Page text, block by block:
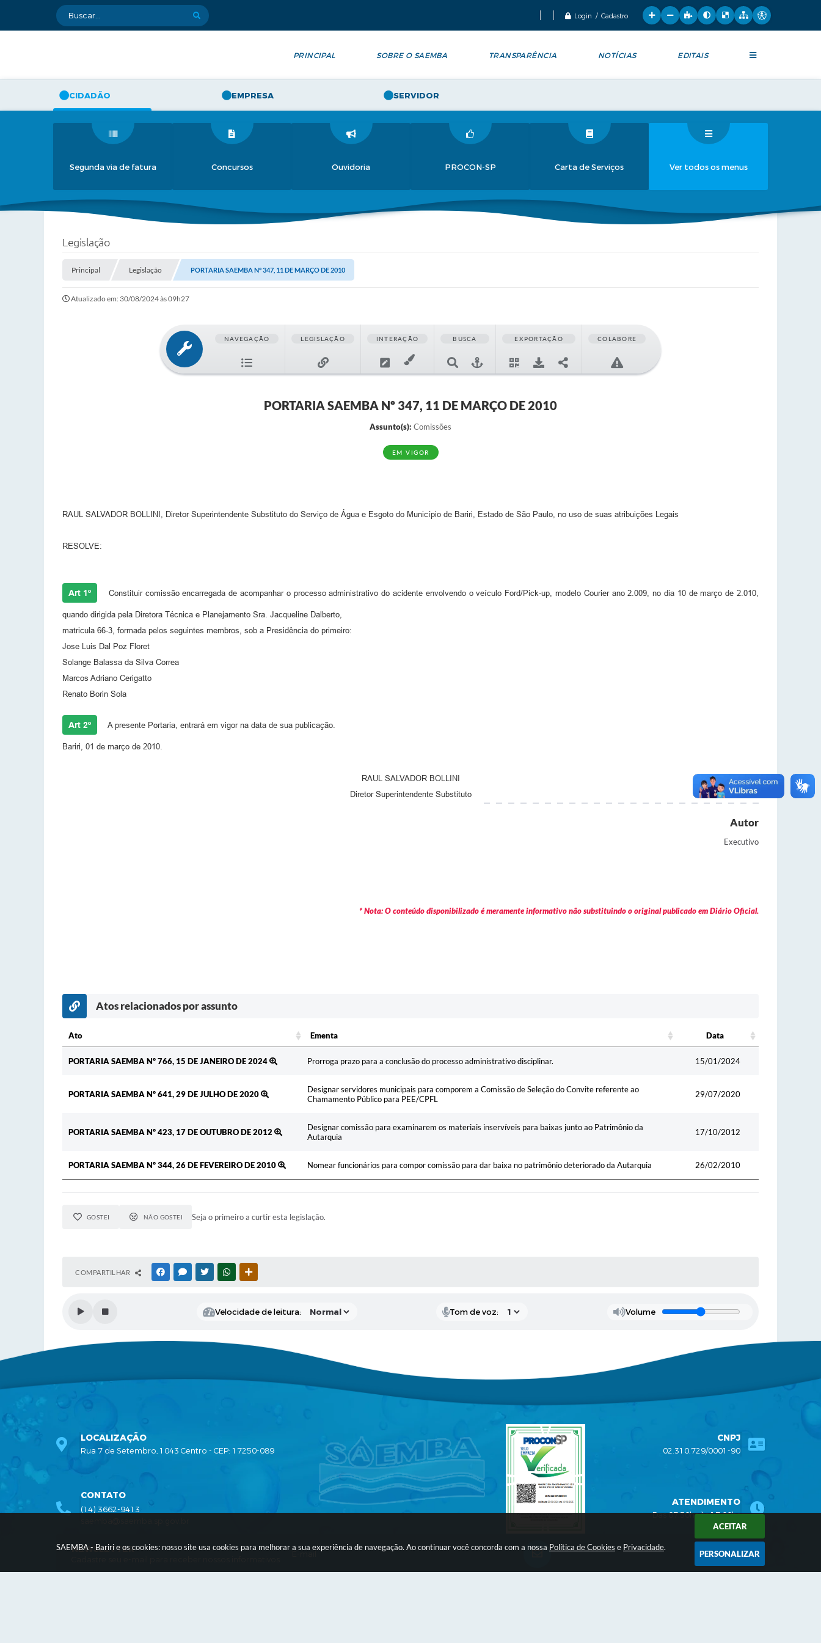
SAEMBA - Bariri e os cookies: nosso site usa cookies para melhorar a sua experiência de navegação. Ao continuar você concorda com a nossa Política de Cookies e Privacidade.
ACEITAR
PERSONALIZAR
Login / Cadastro
PRINCIPAL SOBRE O SAEMBA TRANSPARÊNCIA NOTÍCIAS EDITAIS
CIDADÃO EMPRESA SERVIDOR
Segunda via de fatura Concursos Ouvidoria PROCON-SP Carta de Serviços Ver todos os menus
Legislação
Principal Legislação PORTARIA SAEMBA Nº 347, 11 DE MARÇO DE 2010
Atualizado em: 30/08/2024 às 09h27
NAVEGAÇÃO LEGISLAÇÃO INTERAÇÃO BUSCA EXPORTAÇÃO COLABORE
PORTARIA SAEMBA Nº 347, 11 DE MARÇO DE 2010
Assunto(s): Comissões
EM VIGOR
RAUL SALVADOR BOLLINI, Diretor Superintendente Substituto do Serviço de Água e Esgoto do Município de Bariri, Estado de São Paulo, no uso de suas atribuições Legais
RESOLVE:
Art 1º Constituir comissão encarregada de acompanhar o processo administrativo do acidente envolvendo o veículo Ford/Pick-up, modelo Courier ano 2.009, no dia 10 de março de 2.010,
quando dirigida pela Diretora Técnica e Planejamento Sra. Jacqueline Dalberto,
matricula 66-3, formada pelos seguintes membros, sob a Presidência do primeiro:
Jose Luis Dal Poz Floret
Solange Balassa da Silva Correa
Marcos Adriano Cerigatto
Renato Borin Sola
Art 2º A presente Portaria, entrará em vigor na data de sua publicação.
Bariri, 01 de março de 2010.
RAUL SALVADOR BOLLINI
Diretor Superintendente Substituto
Autor
Executivo
* Nota: O conteúdo disponibilizado é meramente informativo não substituindo o original publicado em Diário Oficial.
Atos relacionados por assunto
Ato Ementa
Data
PORTARIA SAEMBA Nº 766, 15 DE JANEIRO DE 2024
Prorroga prazo para a conclusão do processo administrativo disciplinar. 15/01/2024
PORTARIA SAEMBA Nº 641, 29 DE JULHO DE 2020
Designar servidores municipais para comporem a Comissão de Seleção do Convite referente ao
Chamamento Público para PEE/CPFL
29/07/2020
PORTARIA SAEMBA Nº 423, 17 DE OUTUBRO DE 2012
Designar comissão para examinarem os materiais inservíveis para baixas junto ao Patrimônio da
Autarquia
17/10/2012
PORTARIA SAEMBA Nº 344, 26 DE FEVEREIRO DE 2010 Nomear funcionários para compor comissão para dar baixa no patrimônio deteriorado da Autarquia 26/02/2010
GOSTEI NÃO GOSTEI Seja o primeiro a curtir esta legislação.
COMPARTILHAR FACEBOOKMESSENGER
TWITTERWHATSAPP
Velocidade de leitura: Tom de voz: Volume
LOCALIZAÇÃO
Rua 7 de Setembro, 1043 Centro - CEP: 17250-089
CNPJ
02.310.729/0001-90
CONTATO
(14) 3662-9413
ATENDIMENTO
Das 07:30hs às 17:00hs
NEWSLETTER